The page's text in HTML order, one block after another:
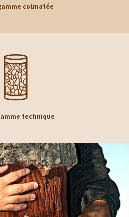
colmatée
technique
passionné